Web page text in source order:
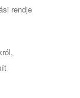
rendje